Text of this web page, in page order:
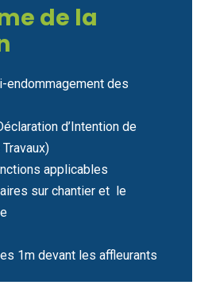
de la
endommagement des
d’Intention de
applicables
sur chantier et le
1m devant les affleurants